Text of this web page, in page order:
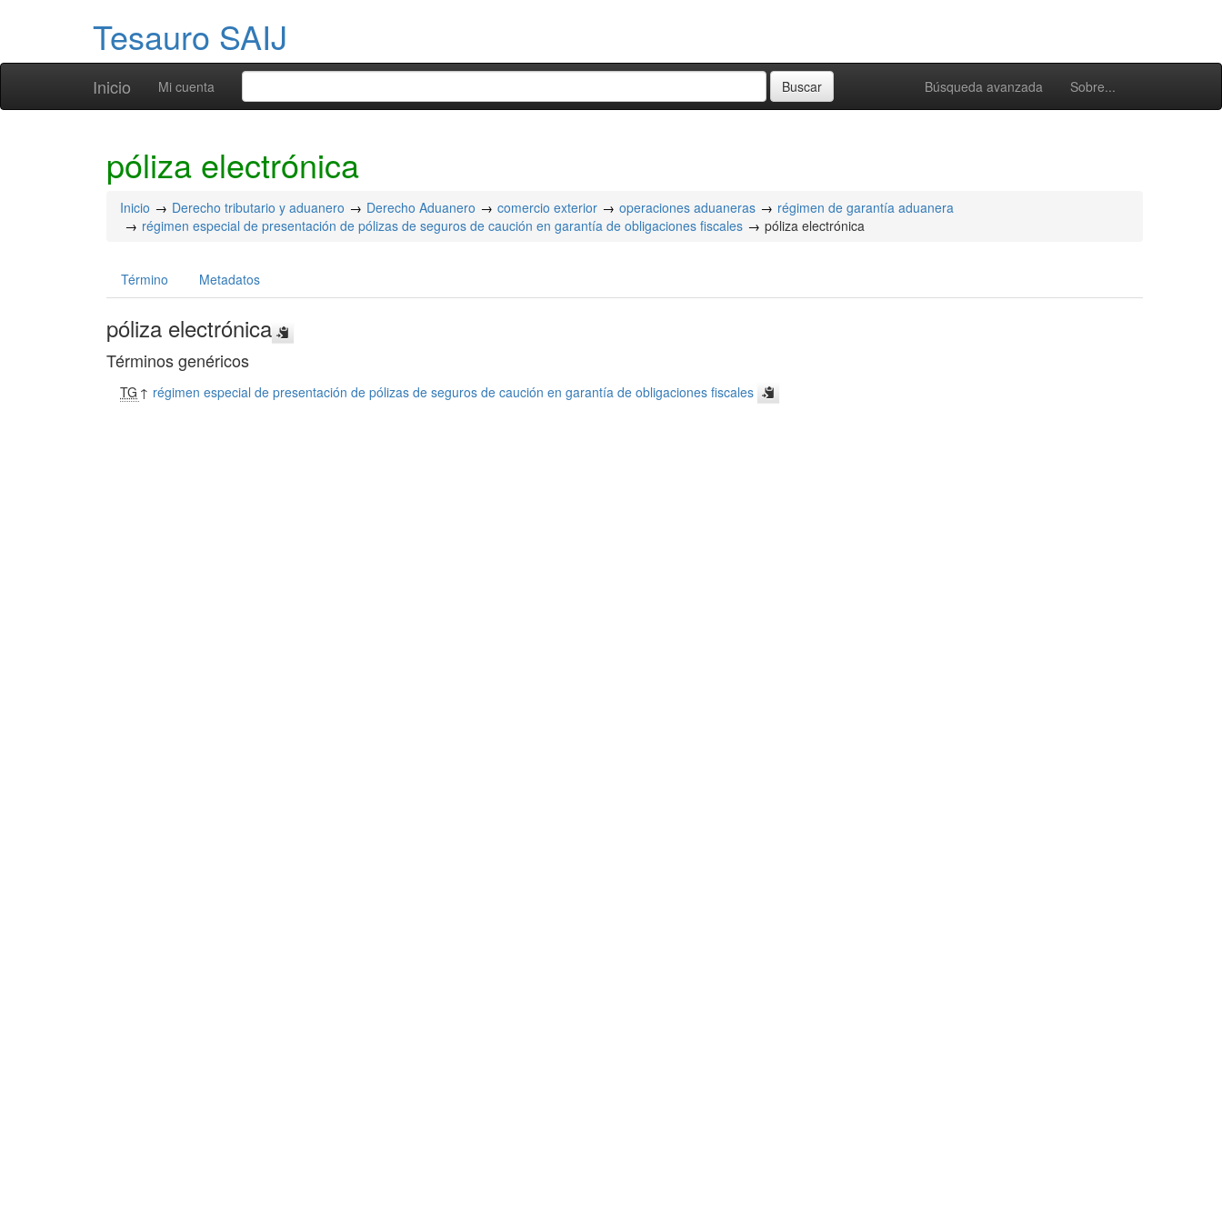
Tesauro SAIJ
Inicio Búsqueda avanzada Sobre...
Mi cuenta
póliza electrónica
Inicio Derecho tributario y aduanero Derecho Aduanero comercio exterior operaciones aduaneras
régimen de garantía aduanera
régimen especial de presentación de pólizas de seguros de caución en garantía de obligaciones fiscales
póliza electrónica
Término Metadatos
póliza electrónica
Términos genéricos
TG ↑ régimen especial de presentación de pólizas de seguros de caución en garantía de obligaciones fiscales